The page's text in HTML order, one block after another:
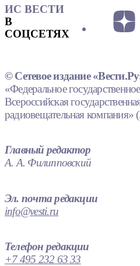
ИС ВЕСТИ
В
СОЦСЕТЯХ
© Сетевое издание
«Федеральное
Всероссийская
радиовещательная
Главный редактор
А. А. Филипповский
Эл. почта редакции
info@vesti.ru
Телефон редакции
+7 495 232 63 33